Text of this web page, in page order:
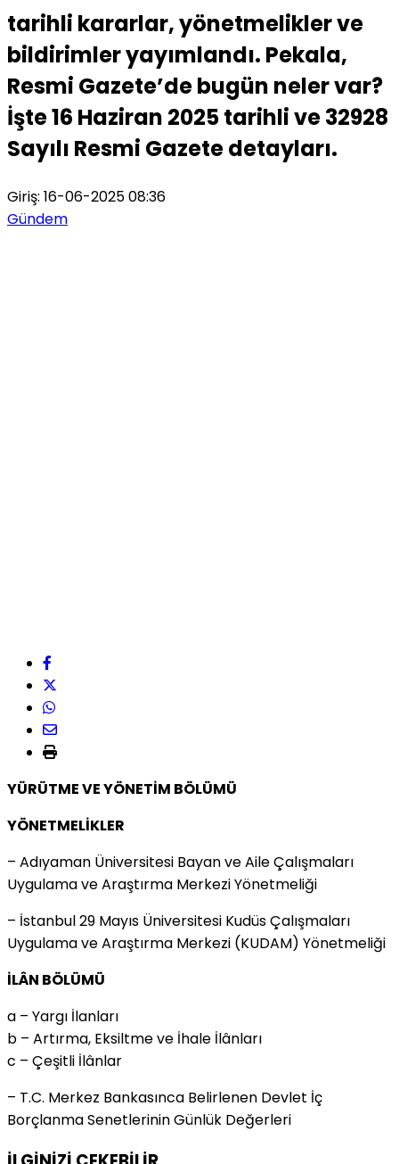
tarihli kararlar, yönetmelikler ve
bildirimler yayımlandı. Pekala,
Resmi Gazete’de bugün neler var?
İşte 16 Haziran 2025 tarihli ve 32928
Sayılı Resmi Gazete detayları.
Giriş: 16-06-2025 08:36
Gündem
YÜRÜTME VE YÖNETİM BÖLÜMÜ
YÖNETMELİKLER
– Adıyaman Üniversitesi Bayan ve Aile Çalışmaları
Uygulama ve Araştırma Merkezi Yönetmeliği
– İstanbul 29 Mayıs Üniversitesi Kudüs Çalışmaları
Uygulama ve Araştırma Merkezi (KUDAM) Yönetmeliği
İLÂN BÖLÜMÜ
a – Yargı İlanları
b – Artırma, Eksiltme ve İhale İlânları
c – Çeşitli İlânlar
– T.C. Merkez Bankasınca Belirlenen Devlet İç
Borçlanma Senetlerinin Günlük Değerleri